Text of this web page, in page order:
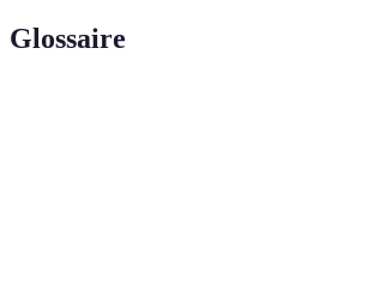
Glossaire